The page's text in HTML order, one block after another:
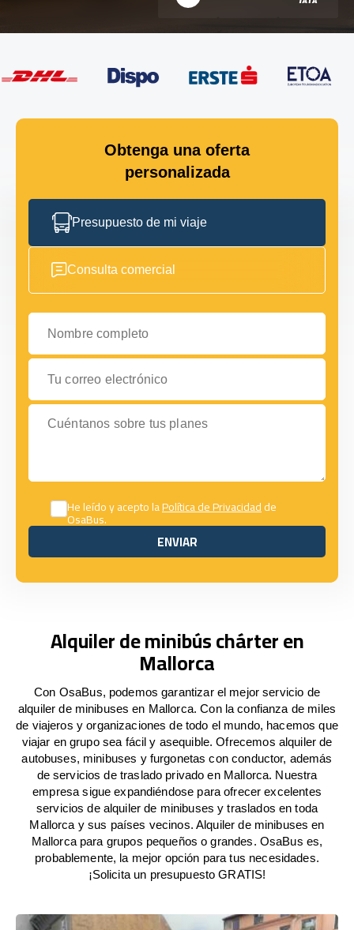
Obtenga una oferta
personalizada
Presupuesto de mi viaje
Consulta comercial
Nombre completo
Tu correo electrónico
Cuéntanos sobre tus planes
He leído y acepto laPolítica de Privacidadde
OsaBus.
ENVIAR
ENVIAR
Alquiler de minibús chárter en
Mallorca
Con OsaBus, podemos garantizar el mejor servicio de
alquiler de minibuses en Mallorca. Con la confianza de miles
de viajeros y organizaciones de todo el mundo, hacemos que
viajar en grupo sea fácil y asequible. Ofrecemos alquiler de
autobuses, minibuses y furgonetas con conductor, además
de servicios de traslado privado en Mallorca. Nuestra
empresa sigue expandiéndose para ofrecer excelentes
servicios de alquiler de minibuses y traslados en toda
Mallorca y sus países vecinos. Alquiler de minibuses en
Mallorca para grupos pequeños o grandes. OsaBus es,
probablemente, la mejor opción para tus necesidades.
¡Solicita un presupuesto GRATIS!